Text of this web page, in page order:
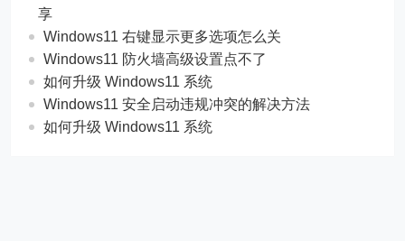
享
Windows11 右键显示更多选项怎么关
Windows11 防火墙高级设置点不了
如何升级 Windows11 系统
Windows11 安全启动违规冲突的解决方法
如何升级 Windows11 系统